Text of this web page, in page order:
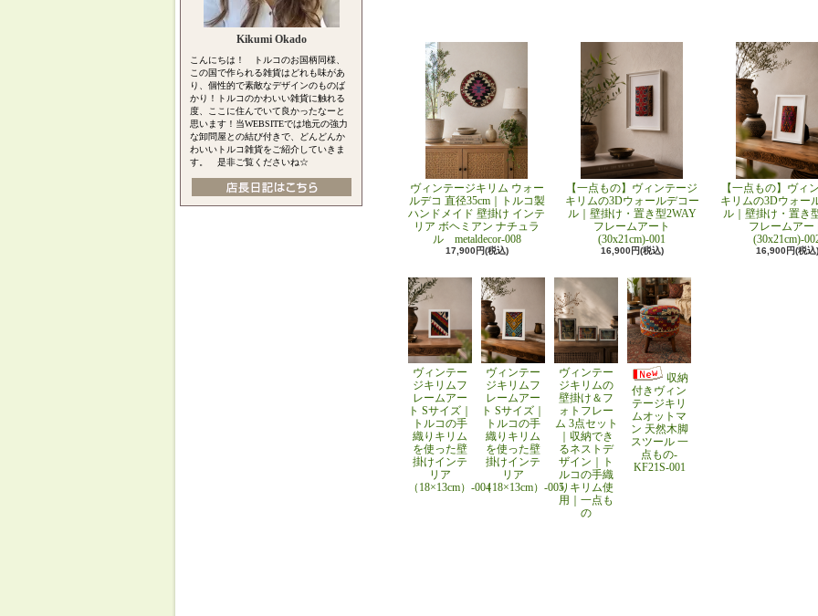
Kikumi Okado
こんにちは！ トルコのお国柄同様、
この国で作られる雑貨はどれも味があ
り、個性的で素敵なデザインのものば
かり！トルコのかわいい雑貨に触れる
度、ここに住んでいて良かったなーと
思います！当WEBSITEでは地元の強力
な卸問屋との結び付きで、どんどんか
わいいトルコ雑貨をご紹介していきま
す。 是非ご覧くださいね☆
ヴィンテージキリム ウォー
ルデコ 直径35cm｜トルコ製
ハンドメイド 壁掛け インテ
リア ボヘミアン ナチュラ
ル metaldecor-008
17,900円(税込)
【一点もの】ヴィンテージ
キリムの3Dウォールデコー
ル｜壁掛け・置き型2WAY
フレームアート
(30x21cm)-001
16,900円(税込)
【一点もの】ヴィ
キリムの3Dウォー
ル｜壁掛け・置き
フレームアー
(30x21cm)-
16,900円(税込)
ヴィンテー
ジキリムフ
レームアー
ト Sサイズ｜
トルコの手
織りキリム
を使った壁
掛けインテ
リア
（18×13cm）-004
ヴィンテー
ジキリムフ
レームアー
ト Sサイズ｜
トルコの手
織りキリム
を使った壁
掛けインテ
リア
（18×13cm）-005
ヴィンテー
ジキリムの
壁掛け＆フ
ォトフレー
ム 3点セット
｜収納でき
るネストデ
ザイン｜ト
ルコの手織
りキリム使
用｜一点も
の
収納
付きヴィン
テージキリ
ムオットマ
ン 天然木脚
スツール 一
点もの-
KF21S-001